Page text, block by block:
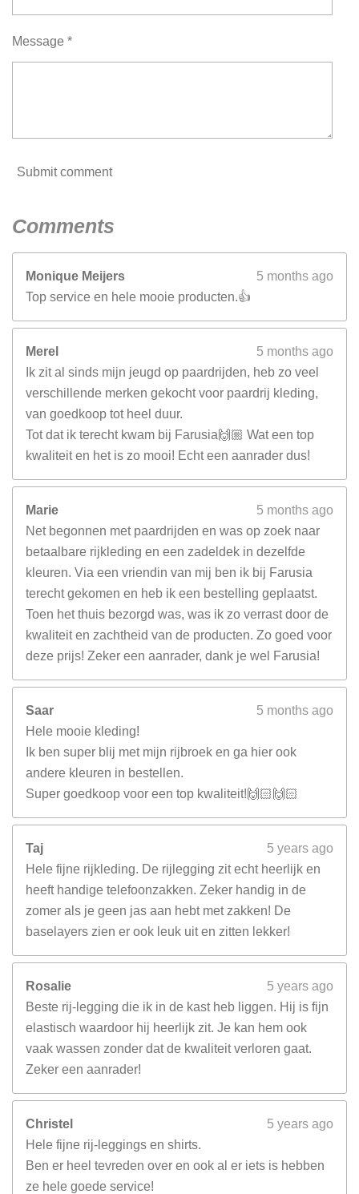
a
r
Message *
Submit comment
Comments
Monique Meijers
5 months ago
Top service en hele mooie producten.👍
Merel
5 months ago
Ik zit al sinds mijn jeugd op paardrijden, heb zo veel
verschillende merken gekocht voor paardrij kleding,
van goedkoop tot heel duur.
Tot dat ik terecht kwam bij Farusia🙌🏼 Wat een top
kwaliteit en het is zo mooi! Echt een aanrader dus!
Marie
5 months ago
Net begonnen met paardrijden en was op zoek naar
betaalbare rijkleding en een zadeldek in dezelfde
kleuren. Via een vriendin van mij ben ik bij Farusia
terecht gekomen en heb ik een bestelling geplaatst.
Toen het thuis bezorgd was, was ik zo verrast door de
kwaliteit en zachtheid van de producten. Zo goed voor
deze prijs! Zeker een aanrader, dank je wel Farusia!
Saar
5 months ago
Hele mooie kleding!
Ik ben super blij met mijn rijbroek en ga hier ook
andere kleuren in bestellen.
Super goedkoop voor een top kwaliteit!🙌🏻🙌🏻
Taj
5 years ago
Hele fijne rijkleding. De rijlegging zit echt heerlijk en
heeft handige telefoonzakken. Zeker handig in de
zomer als je geen jas aan hebt met zakken! De
baselayers zien er ook leuk uit en zitten lekker!
Rosalie
5 years ago
Beste rij-legging die ik in de kast heb liggen. Hij is fijn
elastisch waardoor hij heerlijk zit. Je kan hem ook
vaak wassen zonder dat de kwaliteit verloren gaat.
Zeker een aanrader!
Christel
5 years ago
Hele fijne rij-leggings en shirts.
Ben er heel tevreden over en ook al er iets is hebben
ze hele goede service!